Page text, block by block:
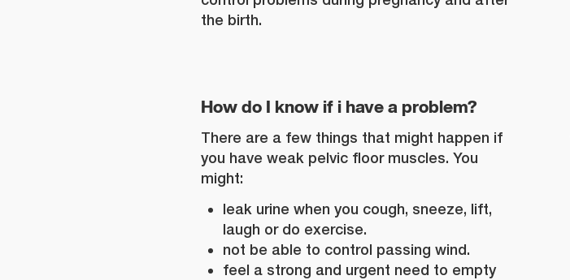
the birth.
How do I know if i have a problem?
There are a few things that might happen if
you have weak pelvic floor muscles. You
might:
leak urine when you cough, sneeze, lift,
laugh or do exercise.
not be able to control passing wind.
feel a strong and urgent need to empty